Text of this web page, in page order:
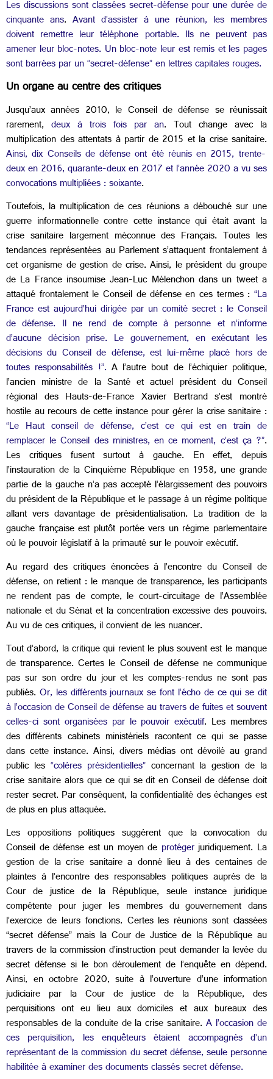
Les discussions sont classées secret-défense pour une durée de
cinquante ans. Avant d’assister à une réunion, les membres
doivent remettre leur téléphone portable. Ils ne peuvent pas
amener leur bloc-notes. Un bloc-note leur est remis et les pages
sont barrées par un “secret-défense” en lettres capitales rouges.
Un organe au centre des critiques
Jusqu’aux années 2010, le Conseil de défense se réunissait
rarement, deux à trois fois par an. Tout change avec la
multiplication des attentats à partir de 2015 et la crise sanitaire.
Ainsi, dix Conseils de défense ont été réunis en 2015, trente-
deux en 2016, quarante-deux en 2017 et l’année 2020 a vu ses
convocations multipliées : soixante.
Toutefois, la multiplication de ces réunions a débouché sur une
guerre informationnelle contre cette instance qui était avant la
crise sanitaire largement méconnue des Français. Toutes les
tendances représentées au Parlement s’attaquent frontalement à
cet organisme de gestion de crise. Ainsi, le président du groupe
de La France insoumise Jean-Luc Mélenchon dans un tweet a
attaqué frontalement le Conseil de défense en ces termes : “La
France est aujourd’hui dirigée par un comité secret : le Conseil
de défense. Il ne rend de compte à personne et n’informe
d’aucune décision prise. Le gouvernement, en exécutant les
décisions du Conseil de défense, est lui-même placé hors de
toutes responsabilités !”. A l’autre bout de l’échiquier politique,
l’ancien ministre de la Santé et actuel président du Conseil
régional des Hauts-de-France Xavier Bertrand s’est montré
hostile au recours de cette instance pour gérer la crise sanitaire :
“Le Haut conseil de défense, c’est ce qui est en train de
remplacer le Conseil des ministres, en ce moment, c’est ça ?”.
Les critiques fusent surtout à gauche. En effet, depuis
l’instauration de la Cinquième République en 1958, une grande
partie de la gauche n’a pas accepté l’élargissement des pouvoirs
du président de la République et le passage à un régime politique
allant vers davantage de présidentialisation. La tradition de la
gauche française est plutôt portée vers un régime parlementaire
où le pouvoir législatif à la primauté sur le pouvoir exécutif.
Au regard des critiques énoncées à l’encontre du Conseil de
défense, on retient : le manque de transparence, les participants
ne rendent pas de compte, le court-circuitage de l’Assemblée
nationale et du Sénat et la concentration excessive des pouvoirs.
Au vu de ces critiques, il convient de les nuancer.
Tout d’abord, la critique qui revient le plus souvent est le manque
de transparence. Certes le Conseil de défense ne communique
pas sur son ordre du jour et les comptes-rendus ne sont pas
publiés.Or, les différents journaux se font l’écho de ce qui se dit
à l’occasion de Conseil de défense au travers de fuites et souvent
celles-ci sont organisées par le pouvoir exécutif. Les membres
des différents cabinets ministériels racontent ce qui se passe
dans cette instance. Ainsi, divers médias ont dévoilé au grand
public les “colères présidentielles” concernant la gestion de la
crise sanitaire alors que ce qui se dit en Conseil de défense doit
rester secret. Par conséquent, la confidentialité des échanges est
de plus en plus attaquée.
Les oppositions politiques suggèrent que la convocation du
Conseil de défense est un moyen de protégerjuridiquement. La
gestion de la crise sanitaire a donné lieu à des centaines de
plaintes à l’encontre des responsables politiques auprès de la
Cour de justice de la République, seule instance juridique
compétente pour juger les membres du gouvernement dans
l’exercice de leurs fonctions. Certes les réunions sont classées
“secret défense” mais la Cour de Justice de la République au
travers de la commission d’instruction peut demander la levée du
secret défense si le bon déroulement de l’enquête en dépend.
Ainsi, en octobre 2020, suite à l’ouverture d’une information
judiciaire par la Cour de justice de la République, des
perquisitions ont eu lieu aux domiciles et aux bureaux des
responsables de la conduite de la crise sanitaire.A l’occasion de
ces perquisition, les enquêteurs étaient accompagnés d’un
représentant de la commission du secret défense, seule personne
habilitée à examiner des documents classés secret défense.